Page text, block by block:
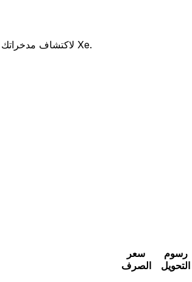
هل تفكر في استخدام Bank of Commerce Liberia لتحويل أموالك الدولية؟ قارن بين أسعار الصرف والرسوم Bank of Commerce Liberia لاكتشاف مدخراتك المحتملة مع Xe.
سعر
الصرف
رسوم
التحويل